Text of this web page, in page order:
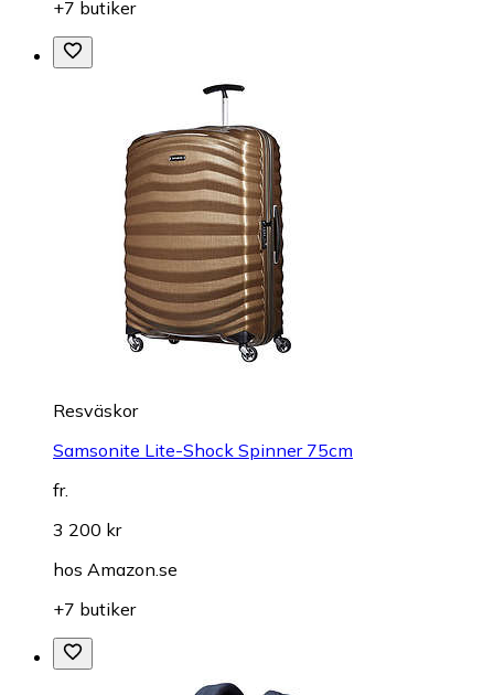
+7 butiker
Resväskor
Samsonite Lite-Shock Spinner 75cm
fr.
3 200 kr
hos Amazon.se
+7 butiker